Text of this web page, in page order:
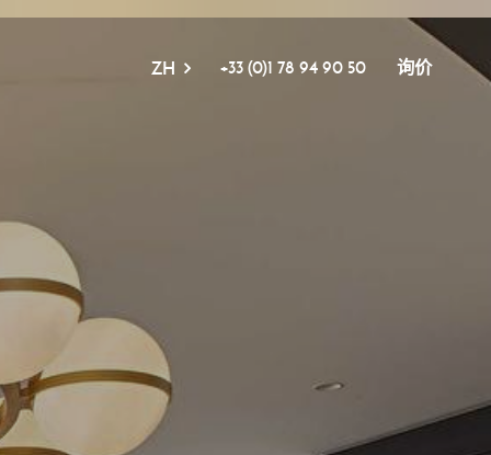
ZH +33 (0)1 78 94 90 50 询价